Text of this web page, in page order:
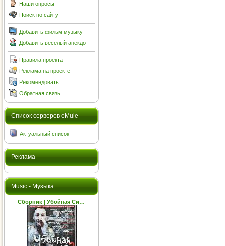
Наши опросы
Поиск по сайту
Добавить фильм музыку
Добавить весёлый анекдот
Правила проекта
Реклама на проекте
Рекомендовать
Обратная связь
Cписок серверов eMule
Актуальный список
Реклама
Music - Музыка
Сборник | Убойная Си…